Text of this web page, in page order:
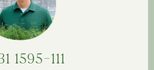
1595-111